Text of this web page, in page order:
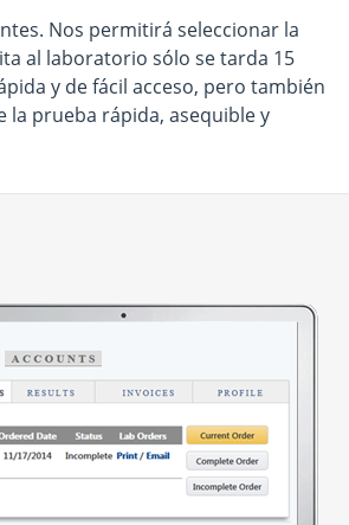
Nos permitirá seleccionar la
al laboratorio sólo se tarda 15
y de fácil acceso, pero también
la prueba rápida, asequible y